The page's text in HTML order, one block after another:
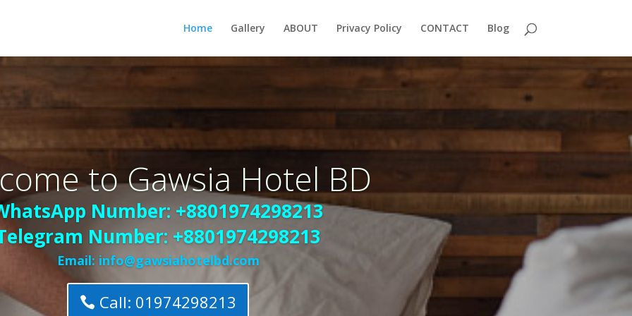
Home Gallery ABOUT Privacy Policy CONTACT Blog
to Gawsia Hotel BD
Number: +8801974298213
Number: +8801974298213
Email: info@gawsiahotelbd.com
Call: 01974298213